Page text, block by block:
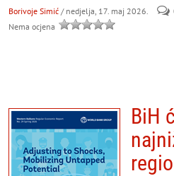
Borivoje Simić / nedjelja, 17. maj 2026.
Nema ocjena
BiH